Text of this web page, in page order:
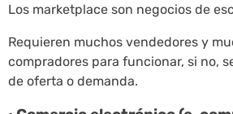
Los marketplace son negocios de
Requieren muchos vendedores y
compradores para funcionar, si no,
de oferta o demanda.